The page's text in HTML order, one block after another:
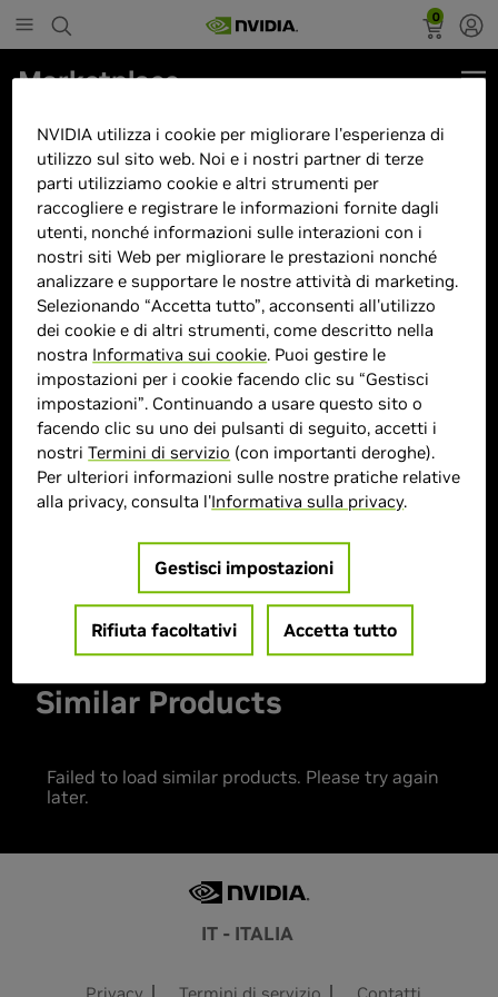
0
Marketplace
G3 BATTLEFIELD Alpha - Nvidia
RTX 5080, Intel i9-14900KF, 32GB
DDR5 6000mhz CL30, SSD 1TB -
Powered by MSI
> GPU : GeForce RTX 5080
> CPU : i9 di 14° Gen
> Dimensione memoria : 32 GB DDR5 DDR5
> Storage :
1TB (1000GB)
Prodotto esaurito
Similar Products
Failed to load similar products. Please try again
later.
IT - ITALIA
NVIDIA utilizza i cookie per migliorare l'esperienza di
utilizzo sul sito web. Noi e i nostri partner di terze
parti utilizziamo cookie e altri strumenti per
raccogliere e registrare le informazioni fornite dagli
utenti, nonché informazioni sulle interazioni con i
nostri siti Web per migliorare le prestazioni nonché
analizzare e supportare le nostre attività di marketing.
Selezionando “Accetta tutto”, acconsenti all'utilizzo
dei cookie e di altri strumenti, come descritto nella
nostra Informativa sui cookie. Puoi gestire le
impostazioni per i cookie facendo clic su “Gestisci
impostazioni”. Continuando a usare questo sito o
facendo clic su uno dei pulsanti di seguito, accetti i
nostriTermini di servizio (con importanti deroghe).
Per ulteriori informazioni sulle nostre pratiche relative
alla privacy, consulta l'Informativa sulla privacy.
Gestisci impostazioni
Rifiuta facoltativi Accetta tutto